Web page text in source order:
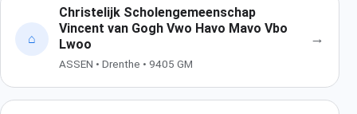
⌂
Christelijk Scholengemeenschap
Vincent van Gogh Vwo Havo Mavo Vbo
Lwoo
ASSEN • Drenthe • 9405 GM
→